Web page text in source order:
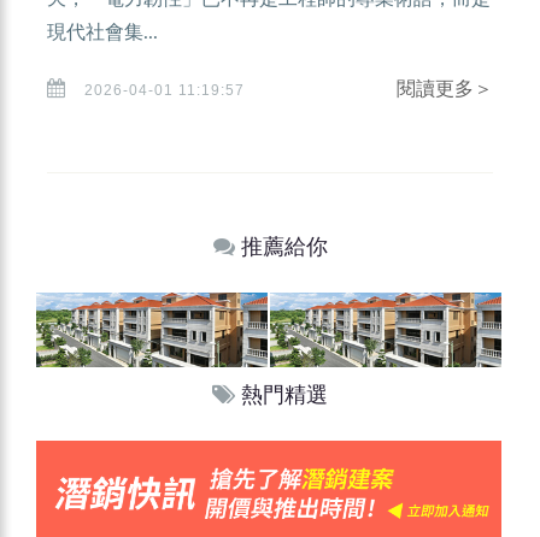
現代社會集...
2026-04-01 11:19:57 閱讀更多＞
推薦給你
熱門精選